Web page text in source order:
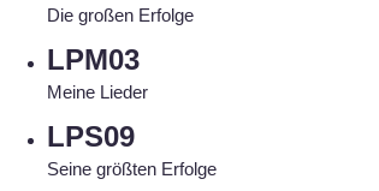
Die großen Erfolge
LPM03
Meine Lieder
LPS09
Seine größten Erfolge